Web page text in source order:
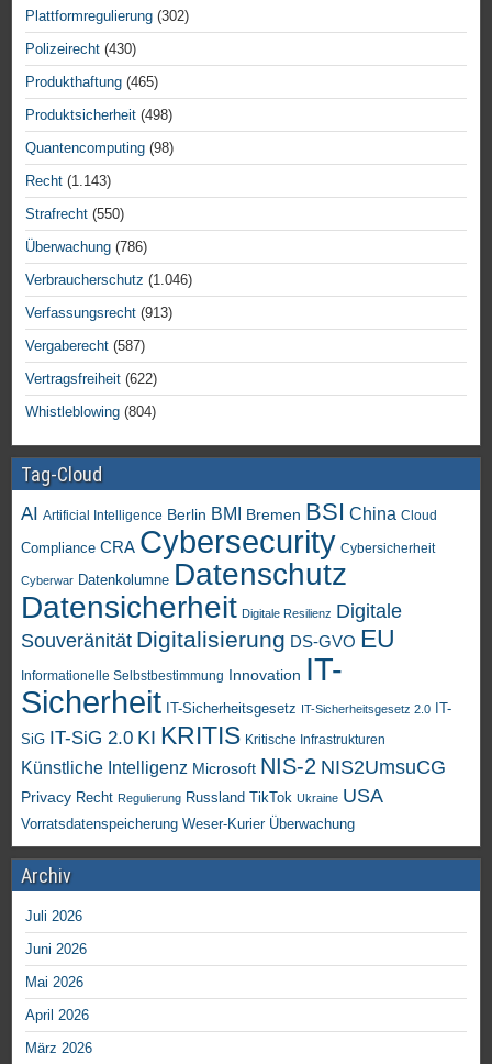
Plattformregulierung (302)
Polizeirecht (430)
Produkthaftung (465)
Produktsicherheit (498)
Quantencomputing (98)
Recht (1.143)
Strafrecht (550)
Überwachung (786)
Verbraucherschutz (1.046)
Verfassungsrecht (913)
Vergaberecht (587)
Vertragsfreiheit (622)
Whistleblowing (804)
Tag-Cloud
AI Artificial Intelligence Berlin BMI Bremen BSI China Cloud
Compliance CRA Cybersecurity Cybersicherheit
Cyberwar Datenkolumne Datenschutz
Datensicherheit Digitale Resilienz Digitale
Souveränität Digitalisierung DS-GVO EU
Informationelle Selbstbestimmung Innovation IT-
Sicherheit IT-Sicherheitsgesetz IT-Sicherheitsgesetz 2.0
IT-
SiG IT-SiG 2.0 KI KRITIS Kritische Infrastrukturen
Künstliche Intelligenz Microsoft NIS-2 NIS2UmsuCG
Privacy Recht Regulierung Russland TikTok Ukraine USA
Vorratsdatenspeicherung Weser-Kurier Überwachung
Archiv
Juli 2026
Juni 2026
Mai 2026
April 2026
März 2026